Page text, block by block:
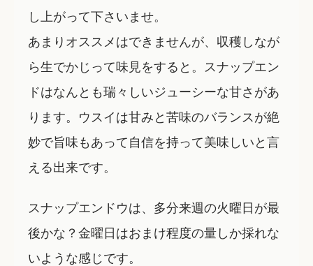
し上がって下さいませ。
あまりオススメはできませんが、収穫しなが
ら生でかじって味見をすると。スナップエン
ドはなんとも瑞々しいジューシーな甘さがあ
ります。ウスイは甘みと苦味のバランスが絶
妙で旨味もあって自信を持って美味しいと言
える出来です。
スナップエンドウは、多分来週の火曜日が最
後かな？金曜日はおまけ程度の量しか採れな
いような感じです。